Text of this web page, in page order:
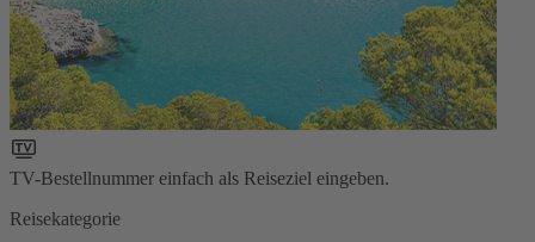
TV-Bestellnummer einfach als Reiseziel eingeben.
Reisekategorie